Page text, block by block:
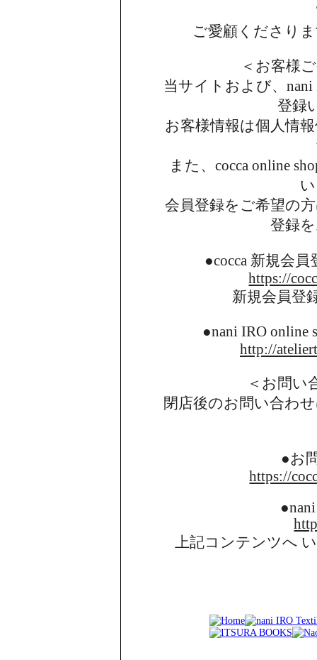
ご愛顧くださり
＜お客様
当サイトおよび、
登録
お客様情報は個人情
また、cocca online
会員登録をご希望の
登録
●cocca 新規会
https://
新規会員登
●nani IRO online
http://
＜お問い
閉店後のお問い合わ
●お
https://
上記コンテンツへ